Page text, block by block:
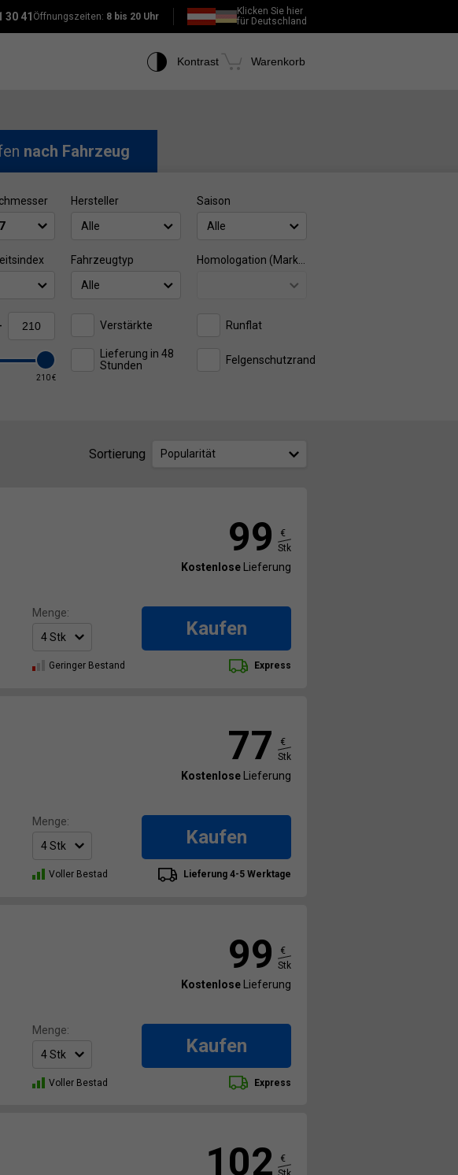
30 41 Öffnungszeiten: 8 bis 20 Uhr
Klicken Sie hier
für Deutschland
Kontrast Warenkorb
nach Fahrzeug
Hersteller
Alle
Saison
Alle
Fahrzeugtyp
Alle
-
210 €
Verstärkte Runflat
Lieferung in 48
Stunden
Felgenschutzrand
Sortierung Popularität
99
€
Stk
Kostenlose Lieferung
Menge:
Kaufen
Geringer Bestand Express
77
€
Stk
Kostenlose Lieferung
Menge:
Kaufen
Voller Bestad Lieferung 4-5 Werktage
99
€
Stk
Kostenlose Lieferung
Menge:
Kaufen
Voller Bestad Express
102
€